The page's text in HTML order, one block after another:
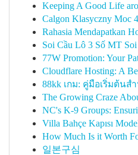
Keeping A Good Life
Calgon Klasyczny Moc
Rahasia Mendapatkan
Soi Cầu Lô 3 Số MT
77W Promotion: Your
Cloudflare Hosting: A
88kk เกม: คู่มือเริ่มต้นส
The Growing Craze
NC's K-9 Groups:
Villa Bahçe Kapısı
How Much Is it Worth
일본구심